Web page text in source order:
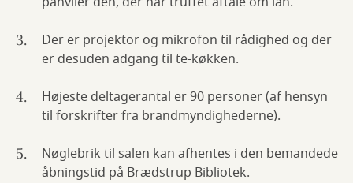
Der er projektor og mikrofon til rådighed og der
er desuden adgang til te-køkken.
Højeste deltagerantal er 90 personer (af hensyn
til forskrifter fra brandmyndighederne).
Nøglebrik til salen kan afhentes i den bemandede
åbningstid på Brædstrup Bibliotek.